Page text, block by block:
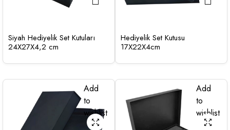
Siyah Hediyelik Set Kutuları
24X27X4,2 cm
Hediyelik Set Kutusu
17X22X4cm
Add
to
wishlist
Add
to
wishlist